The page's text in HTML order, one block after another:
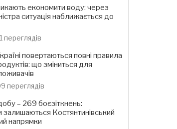
економити воду: через
ситуація наближається до
переглядів
повертаються повні правила
що зміниться для
переглядів
– 269 боєзіткнень:
залишаються Костянтинівський
напрямки